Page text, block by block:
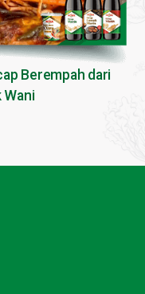
Berempah dari
Wani